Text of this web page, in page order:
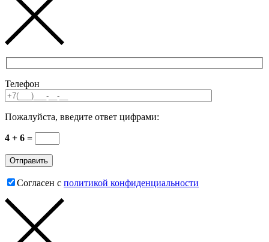
Телефон
Пожалуйста, введите ответ цифрами:
4 + 6 =
Согласен с политикой конфиденциальности